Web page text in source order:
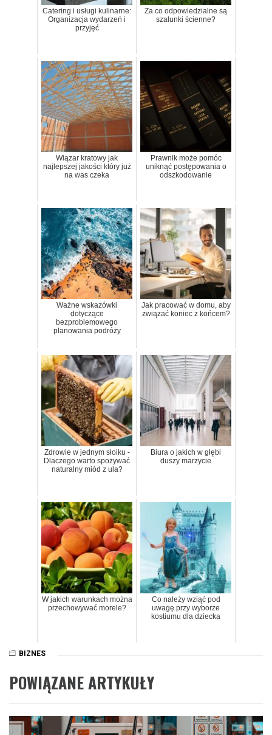
Catering i usługi kulinarne:
Organizacja wydarzeń i
przyjęć
Za co odpowiedzialne są
szalunki ścienne?
Wiązar kratowy jak
najlepszej jakości który już
na was czeka
Prawnik może pomóc
uniknąć postępowania o
odszkodowanie
Ważne wskazówki
dotyczące
bezproblemowego
planowania podróży
Jak pracować w domu, aby
związać koniec z końcem?
Zdrowie w jednym słoiku -
Dlaczego warto spożywać
naturalny miód z ula?
Biura o jakich w głębi
duszy marzycie
W jakich warunkach można
przechowywać morele?
Co należy wziąć pod
uwagę przy wyborze
kostiumu dla dziecka
BIZNES
POWIĄZANE ARTYKUŁY